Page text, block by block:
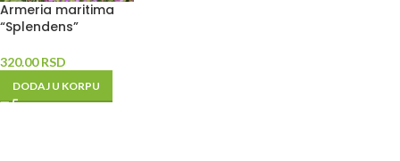
Armeria maritima
“Splendens”
320.00RSD
DODAJ U KORPU